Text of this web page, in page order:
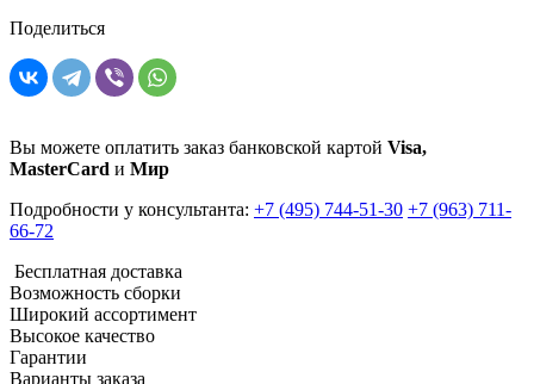
Поделиться
Вы можете оплатить заказ банковской картой Visa,
MasterCard и Мир
Подробности у консультанта: +7 (495) 744-51-30 +7 (963) 711-
66-72
Бесплатная доставка
Возможность сборки
Широкий ассортимент
Высокое качество
Гарантии
Варианты заказа